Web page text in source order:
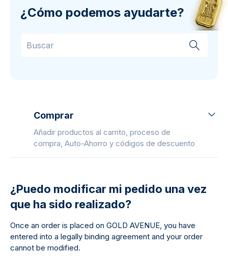
¿Cómo podemos ayudarte?
Comprar
Añadir productos al carrito, proceso de
compra, Auto-Ahorro y códigos de descuento
¿Puedo modificar mi pedido una vez
que ha sido realizado?
Once an order is placed on GOLD AVENUE, you have
entered into a legally binding agreement and your order
cannot be modified.